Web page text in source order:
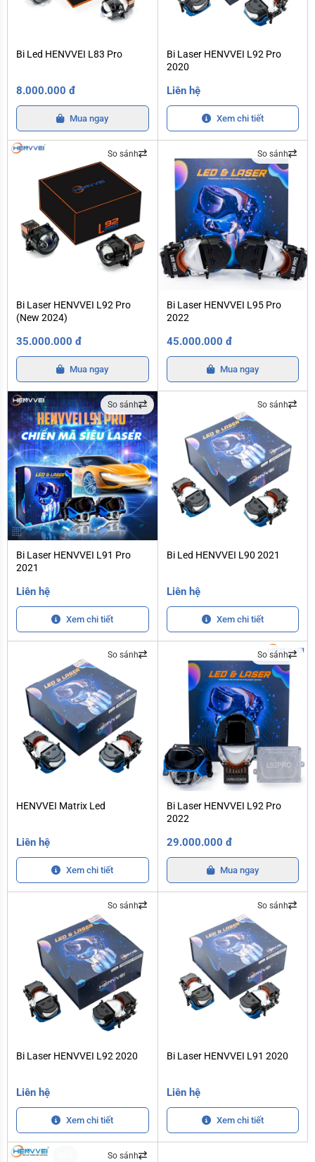
Bi Led HENVVEI L83 Pro
8.000.000 đ
Mua ngay
Bi Laser HENVVEI L92 Pro
2020
Liên hệ
Xem chi tiết
So sánh
Bi Laser HENVVEI L92 Pro
(New 2024)
35.000.000 đ
Mua ngay
So sánh
Bi Laser HENVVEI L95 Pro
2022
45.000.000 đ
Mua ngay
So sánh
Bi Laser HENVVEI L91 Pro
2021
Liên hệ
Xem chi tiết
So sánh
Bi Led HENVVEI L90 2021
Liên hệ
Xem chi tiết
So sánh
HENVVEI Matrix Led
Liên hệ
Xem chi tiết
So sánh
Bi Laser HENVVEI L92 Pro
2022
29.000.000 đ
Mua ngay
So sánh
Bi Laser HENVVEI L92 2020
Liên hệ
Xem chi tiết
So sánh
Bi Laser HENVVEI L91 2020
Liên hệ
Xem chi tiết
So sánh